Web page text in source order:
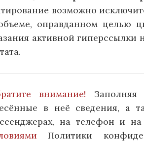
возможно
оправданном целью
активной гиперссылки
внимание!
в неё сведения, а
на телефон и
Политики